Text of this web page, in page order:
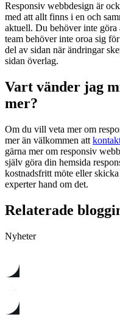
Responsiv webbdesign är
med att allt finns i en och
aktuell. Du behöver inte
team behöver inte oroa sig
del av sidan när ändringar
sidan överlag.
Vart vänder jag
mer?
Om du vill veta mer om
mer än välkommen att
gärna mer om responsiv
själv göra din hemsida
kostnadsfritt möte eller
experter hand om det.
Relaterade
Nyheter